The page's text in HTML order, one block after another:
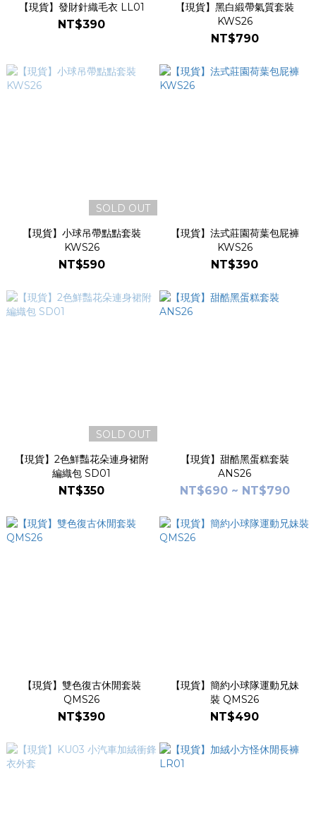
【現貨】發財針織毛衣 LL01
NT$390
【現貨】黑白緞帶氣質套裝
KWS26
NT$790
SOLD OUT
【現貨】小球吊帶點點套裝
KWS26
NT$590
【現貨】法式莊園荷葉包屁褲
KWS26
NT$390
SOLD OUT
【現貨】2色鮮豔花朵連身裙附
編織包 SD01
NT$350
【現貨】甜酷黑蛋糕套裝
ANS26
NT$690 ~ NT$790
【現貨】雙色復古休閒套裝
QMS26
NT$390
【現貨】簡約小球隊運動兄妹
裝 QMS26
NT$490